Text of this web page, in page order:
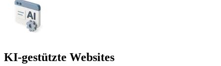
KI-gestützte Websites